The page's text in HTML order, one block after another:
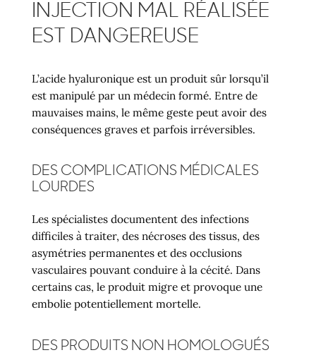
INJECTION MAL RÉALISÉE
EST DANGEREUSE
L’acide hyaluronique est un produit sûr lorsqu’il
est manipulé par un médecin formé. Entre de
mauvaises mains, le même geste peut avoir des
conséquences graves et parfois irréversibles.
DES COMPLICATIONS MÉDICALES
LOURDES
Les spécialistes documentent des infections
difficiles à traiter, des nécroses des tissus, des
asymétries permanentes et des occlusions
vasculaires pouvant conduire à la cécité. Dans
certains cas, le produit migre et provoque une
embolie potentiellement mortelle.
DES PRODUITS NON HOMOLOGUÉS